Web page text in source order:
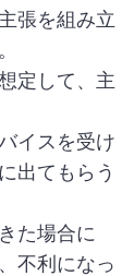
張を組み立
定して、主
イスを受け
出てもらう
た場合に
不利になっ